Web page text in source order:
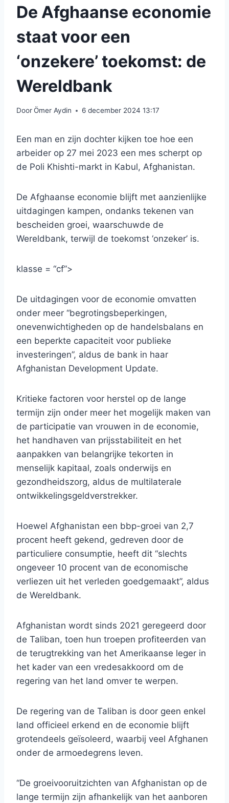
De Afghaanse economie
staat voor een
‘onzekere’ toekomst: de
Wereldbank
DoorÖmer Aydin 6 december 2024 13:17
Een man en zijn dochter kijken toe hoe een
arbeider op 27 mei 2023 een mes scherpt op
de Poli Khishti-markt in Kabul, Afghanistan.
De Afghaanse economie blijft met aanzienlijke
uitdagingen kampen, ondanks tekenen van
bescheiden groei, waarschuwde de
Wereldbank, terwijl de toekomst ‘onzeker’ is.
klasse = “cf”>
De uitdagingen voor de economie omvatten
onder meer “begrotingsbeperkingen,
onevenwichtigheden op de handelsbalans en
een beperkte capaciteit voor publieke
investeringen”, aldus de bank in haar
Afghanistan Development Update.
Kritieke factoren voor herstel op de lange
termijn zijn onder meer het mogelijk maken van
de participatie van vrouwen in de economie,
het handhaven van prijsstabiliteit en het
aanpakken van belangrijke tekorten in
menselijk kapitaal, zoals onderwijs en
gezondheidszorg, aldus de multilaterale
ontwikkelingsgeldverstrekker.
Hoewel Afghanistan een bbp-groei van 2,7
procent heeft gekend, gedreven door de
particuliere consumptie, heeft dit “slechts
ongeveer 10 procent van de economische
verliezen uit het verleden goedgemaakt”, aldus
de Wereldbank.
Afghanistan wordt sinds 2021 geregeerd door
de Taliban, toen hun troepen profiteerden van
de terugtrekking van het Amerikaanse leger in
het kader van een vredesakkoord om de
regering van het land omver te werpen.
De regering van de Taliban is door geen enkel
land officieel erkend en de economie blijft
grotendeels geïsoleerd, waarbij veel Afghanen
onder de armoedegrens leven.
“De groeivooruitzichten van Afghanistan op de
lange termijn zijn afhankelijk van het aanboren